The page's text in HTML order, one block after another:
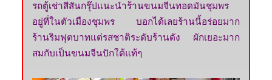
รถตู้เช่าสีสันกรุ๊ปแนะนำร้านขนมจีนทอดมันชุมพร
อยู่ที่ในตัวเมืองชุมพร บอกได้เลยร้านนี้อร่อยมาก
ร้านริมฟุตบาทแต่รสชาติระดับร้านดัง ผักเยอะมาก
สมกับเป็นขนมจีนปักใต้แท้ๆ